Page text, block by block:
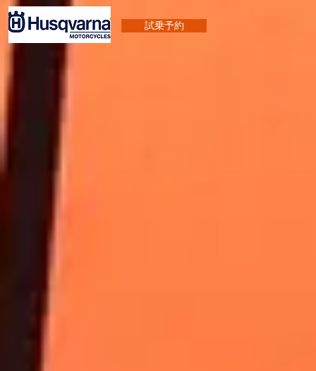
試乗予約